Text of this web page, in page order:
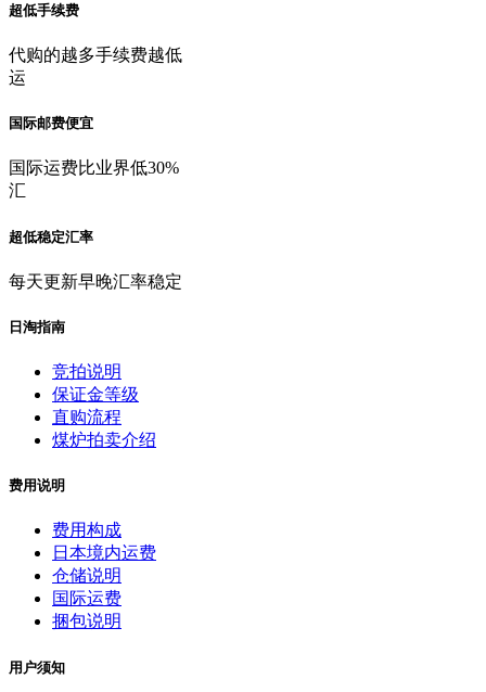
超低手续费
代购的越多手续费越低
运
国际邮费便宜
国际运费比业界低30%
汇
超低稳定汇率
每天更新早晚汇率稳定
日淘指南
竞拍说明
保证金等级
直购流程
煤炉拍卖介绍
费用说明
费用构成
日本境内运费
仓储说明
国际运费
捆包说明
用户须知